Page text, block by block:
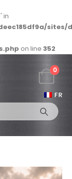
in
on line 352
FR
0